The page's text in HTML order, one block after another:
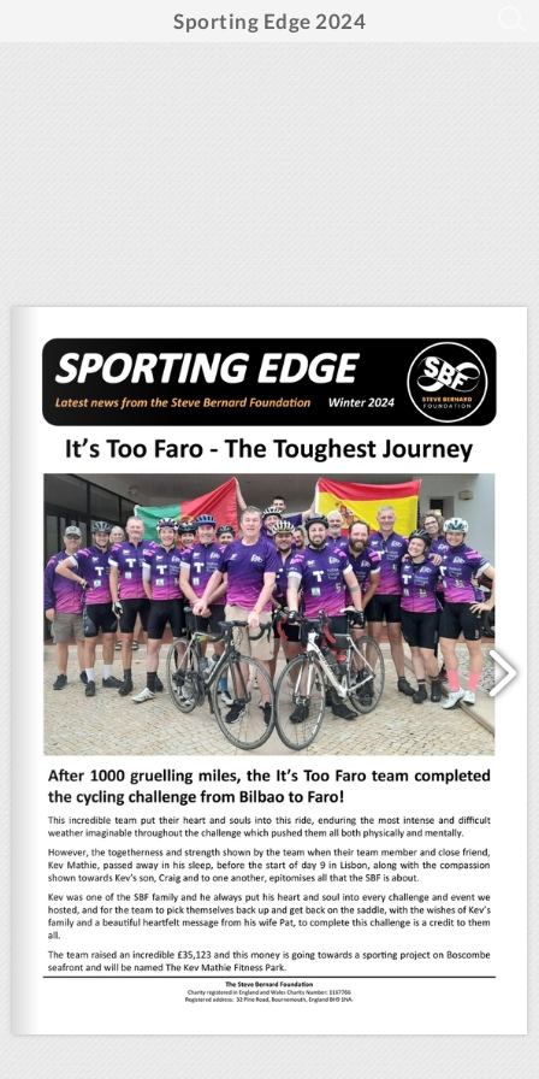
Sporting Edge 2024